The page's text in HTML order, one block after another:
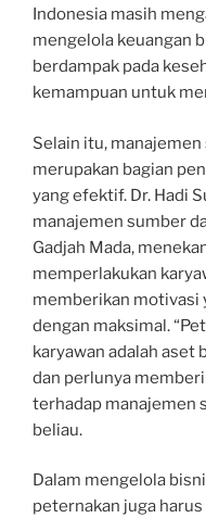
Indonesia masih
mengelola keuangan
berdampak pada
kemampuan untuk
Selain itu,
merupakan bagian
yang efektif. Dr. Hadi
manajemen sumber
Gadjah Mada,
memperlakukan
memberikan motivasi
dengan maksimal.
karyawan adalah aset
dan perlunya
terhadap manajemen
beliau.
Dalam mengelola
peternakan juga